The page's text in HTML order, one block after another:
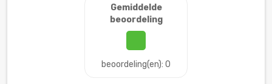
Gemiddelde
beoordeling
beoordeling(en): 0